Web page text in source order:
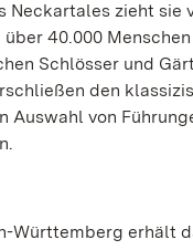
Neckartales zieht sie
über 40.000
Schlösser und
den
Auswahl von
Württemberg erhält